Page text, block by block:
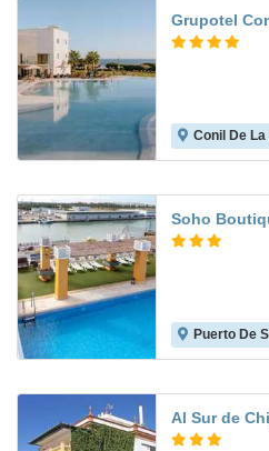
Grupotel
Conil De
Soho
Puerto De
Al Sur de